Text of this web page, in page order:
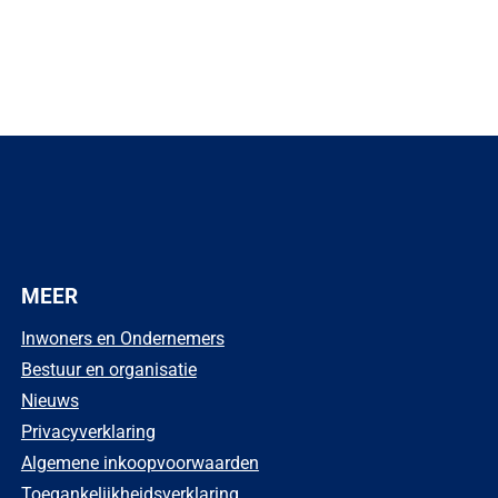
MEER
Inwoners en Ondernemers
Bestuur en organisatie
Nieuws
Privacyverklaring
Algemene inkoopvoorwaarden
Toegankelijkheidsverklaring